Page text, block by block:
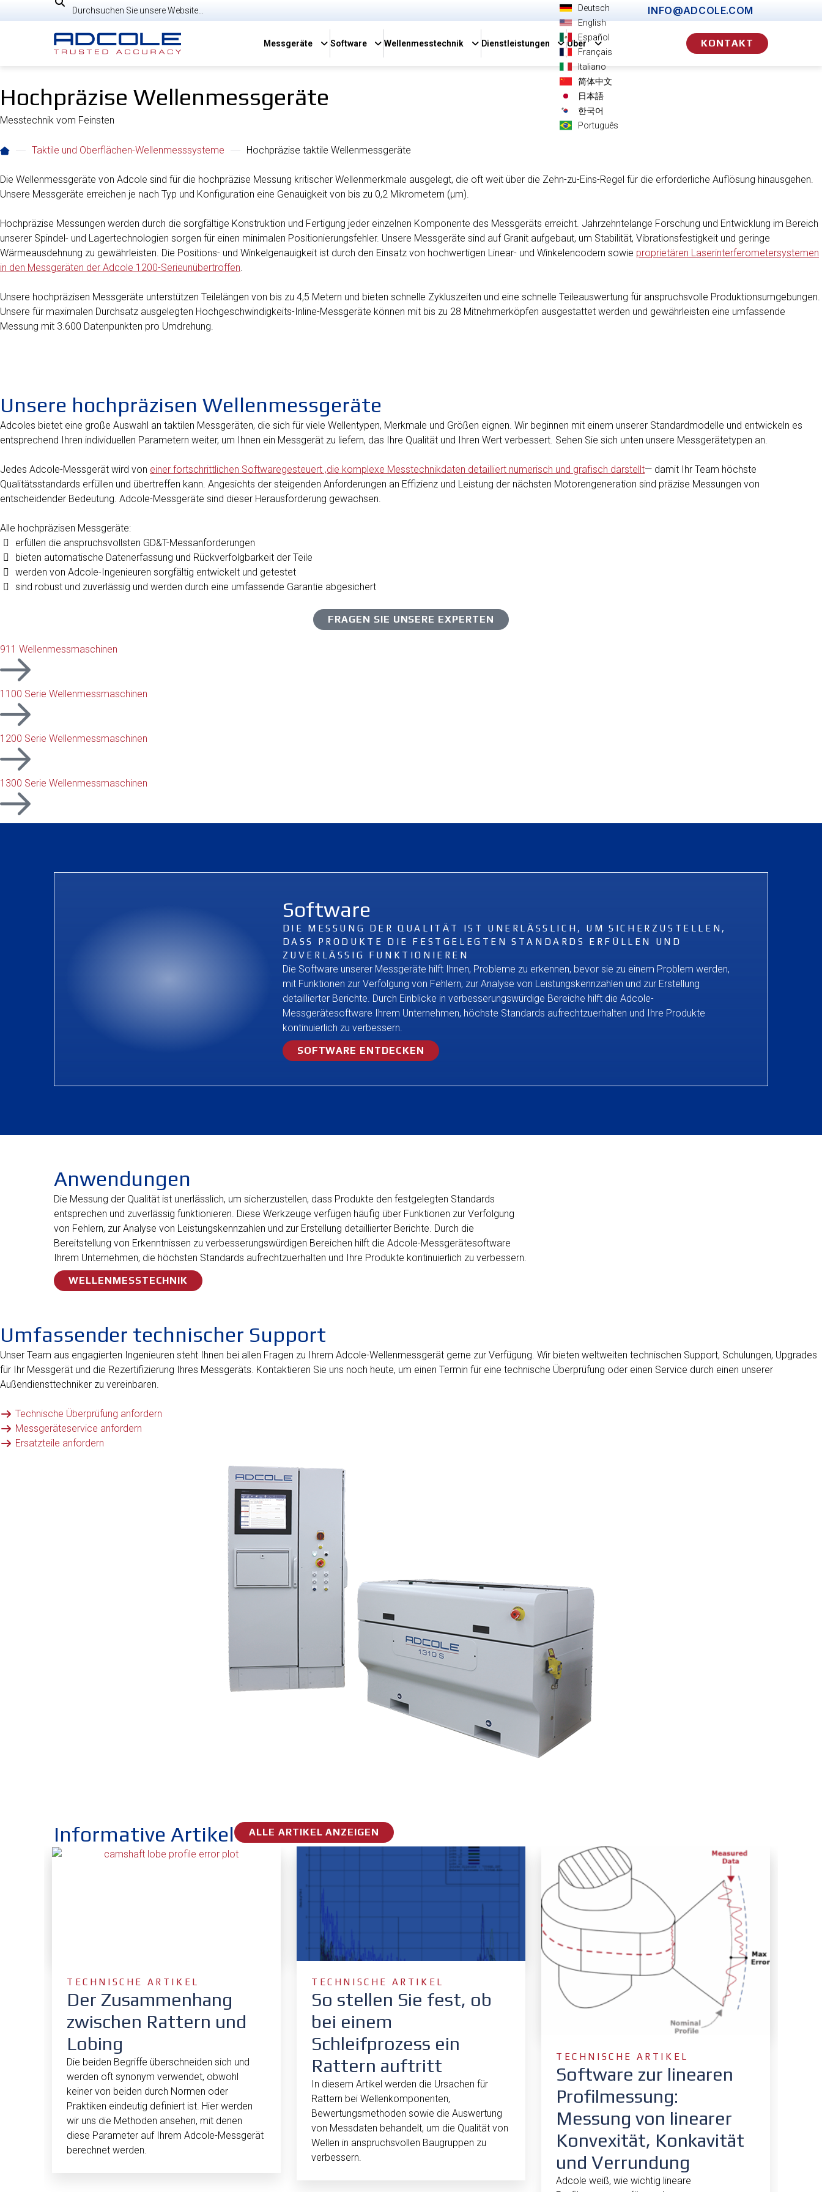
to
Suche
Deutsch
English
Español
Français
Italiano
简体中文
日本語
한국어
Português
INFO@ADCOLE.COM
Messgeräte Software Wellenmesstechnik Dienstleistungen Über KONTAKT
Hochpräzise Wellenmessgeräte
Messtechnik vom Feinsten
Taktile und Oberflächen-Wellenmesssysteme Hochpräzise taktile Wellenmessgeräte
Die Wellenmessgeräte von Adcole sind für die hochpräzise Messung kritischer Wellenmerkmale ausgelegt, die oft weit über die Zehn-zu-Eins-Regel für die erforderliche Auflösung hinausgehen.
Unsere Messgeräte erreichen je nach Typ und Konfiguration eine Genauigkeit von bis zu 0,2 Mikrometern (µm).
Hochpräzise Messungen werden durch die sorgfältige Konstruktion und Fertigung jeder einzelnen Komponente des Messgeräts erreicht. Jahrzehntelange Forschung und Entwicklung im Bereich
unserer Spindel- und Lagertechnologien sorgen für einen minimalen Positionierungsfehler. Unsere Messgeräte sind auf Granit aufgebaut, um Stabilität, Vibrationsfestigkeit und geringe
Wärmeausdehnung zu gewährleisten. Die Positions- und Winkelgenauigkeit ist durch den Einsatz von hochwertigen Linear- und Winkelencodern sowie proprietären Laserinterferometersystemen
in den Messgeräten der Adcole 1200-Serieunübertroffen
Unsere hochpräzisen Messgeräte unterstützen Teilelängen von bis zu 4,5 Metern und bieten schnelle Zykluszeiten und eine schnelle Teileauswertung für anspruchsvolle Produktionsumgebungen.
Unsere für maximalen Durchsatz ausgelegten Hochgeschwindigkeits-Inline-Messgeräte können mit bis zu 28 Mitnehmerköpfen ausgestattet werden und gewährleisten eine umfassende
Messung mit 3.600 Datenpunkten pro Umdrehung.
Unsere hochpräzisen Wellenmessgeräte
Adcoles bietet eine große Auswahl an taktilen Messgeräten, die sich für viele Wellentypen, Merkmale und Größen eignen. Wir beginnen mit einem unserer Standardmodelle und entwickeln es
entsprechend Ihren individuellen Parametern weiter, um Ihnen ein Messgerät zu liefern, das Ihre Qualität und Ihren Wert verbessert. Sehen Sie sich unten unsere Messgerätetypen an.
Jedes Adcole-Messgerät wird von einer fortschrittlichen Softwaregesteuert ,die komplexe Messtechnikdaten detailliert numerisch und grafisch darstellt— damit Ihr Team höchste
Qualitätsstandards erfüllen und übertreffen kann. Angesichts der steigenden Anforderungen an Effizienz und Leistung der nächsten Motorengeneration sind präzise Messungen von
entscheidender Bedeutung. Adcole-Messgeräte sind dieser Herausforderung gewachsen.
Alle hochpräzisen Messgeräte:
erfüllen die anspruchsvollsten GD&T-Messanforderungen
bieten automatische Datenerfassung und Rückverfolgbarkeit der Teile
werden von Adcole-Ingenieuren sorgfältig entwickelt und getestet
sind robust und zuverlässig und werden durch eine umfassende Garantie abgesichert
FRAGEN SIE UNSERE EXPERTEN
911 Wellenmessmaschinen
1100 Serie Wellenmessmaschinen
1200 Serie Wellenmessmaschinen
1300 Serie Wellenmessmaschinen
Software
DIE MESSUNG DER QUALITÄT IST UNERLÄSSLICH, UM SICHERZUSTELLEN,
DASS PRODUKTE DIE FESTGELEGTEN STANDARDS ERFÜLLEN UND
ZUVERLÄSSIG FUNKTIONIEREN
Die Software unserer Messgeräte hilft Ihnen, Probleme zu erkennen, bevor sie zu einem Problem werden,
mit Funktionen zur Verfolgung von Fehlern, zur Analyse von Leistungskennzahlen und zur Erstellung
detaillierter Berichte. Durch Einblicke in verbesserungswürdige Bereiche hilft die Adcole-
Messgerätesoftware Ihrem Unternehmen, höchste Standards aufrechtzuerhalten und Ihre Produkte
kontinuierlich zu verbessern.
SOFTWARE ENTDECKEN
Anwendungen
Die Messung der Qualität ist unerlässlich, um sicherzustellen, dass Produkte den festgelegten Standards
entsprechen und zuverlässig funktionieren. Diese Werkzeuge verfügen häufig über Funktionen zur Verfolgung
von Fehlern, zur Analyse von Leistungskennzahlen und zur Erstellung detaillierter Berichte. Durch die
Bereitstellung von Erkenntnissen zu verbesserungswürdigen Bereichen hilft die Adcole-Messgerätesoftware
Ihrem Unternehmen, die höchsten Standards aufrechtzuerhalten und Ihre Produkte kontinuierlich zu verbessern.
WELLENMESSTECHNIK
Umfassender technischer Support
Unser Team aus engagierten Ingenieuren steht Ihnen bei allen Fragen zu Ihrem Adcole-Wellenmessgerät gerne zur Verfügung. Wir bieten weltweiten technischen Support, Schulungen, Upgrades
für Ihr Messgerät und die Rezertifizierung Ihres Messgeräts. Kontaktieren Sie uns noch heute, um einen Termin für eine technische Überprüfung oder einen Service durch einen unserer
Außendiensttechniker zu vereinbaren.
Technische Überprüfung anfordern
Messgeräteservice anfordern
Ersatzteile anfordern
Informative Artikel ALLE ARTIKEL ANZEIGEN
TECHNISCHE ARTIKEL
Der Zusammenhang
zwischen Rattern und
Lobing
Die beiden Begriffe überschneiden sich und
werden oft synonym verwendet, obwohl
keiner von beiden durch Normen oder
Praktiken eindeutig definiert ist. Hier werden
wir uns die Methoden ansehen, mit denen
diese Parameter auf Ihrem Adcole-Messgerät
berechnet werden.
TECHNISCHE ARTIKEL
So stellen Sie fest, ob
bei einem
Schleifprozess ein
Rattern auftritt
In diesem Artikel werden die Ursachen für
Rattern bei Wellenkomponenten,
Bewertungsmethoden sowie die Auswertung
von Messdaten behandelt, um die Qualität von
Wellen in anspruchsvollen Baugruppen zu
verbessern.
TECHNISCHE ARTIKEL
Software zur linearen
Profilmessung:
Messung von linearer
Konvexität, Konkavität
und Verrundung
Adcole weiß, wie wichtig lineare